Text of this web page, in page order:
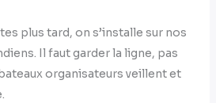
plus tard, on s’installe sur nos
Il faut garder la ligne, pas
organisateurs veillent et